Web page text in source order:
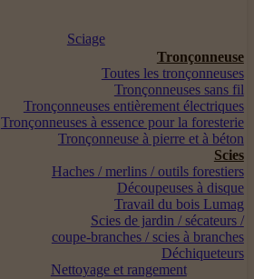
Sciage
Tronçonneuse
Toutes les tronçonneuses
Tronçonneuses sans fil
Tronçonneuses entièrement électriques
Tronçonneuses à essence pour la foresterie
Tronçonneuse à pierre et à béton
Scies
Haches / merlins / outils forestiers
Découpeuses à disque
Travail du bois Lumag
Scies de jardin / sécateurs /
coupe-branches / scies à branches
Déchiqueteurs
Nettoyage et rangement